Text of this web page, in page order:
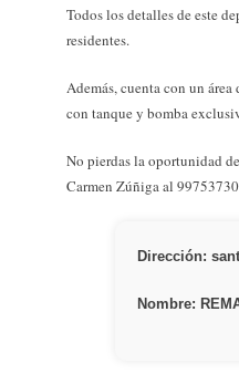
Todos los detalles de este
residentes.
Además, cuenta con un
con tanque y bomba
No pierdas la oportunidad
Carmen Zúñiga al
Dirección:
Nombre: